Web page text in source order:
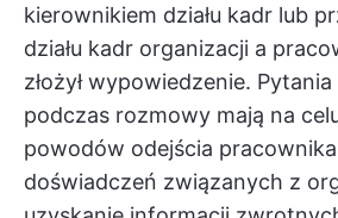
kierownikiem działu kadr lub
działu kadr organizacji a
złożył wypowiedzenie.
podczas rozmowy mają na
powodów odejścia
doświadczeń związanych z